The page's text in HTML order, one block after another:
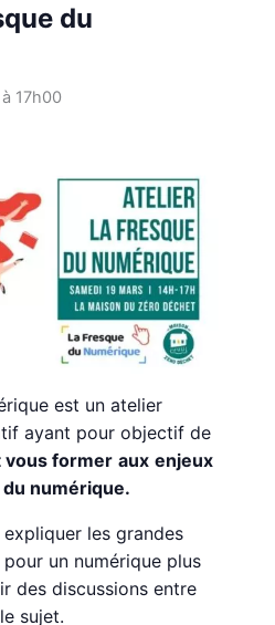
du
17h00
est un atelier
ayant pour objectif de
vous former aux enjeux
numérique.
expliquer les grandes
un numérique plus
des discussions entre
sujet.